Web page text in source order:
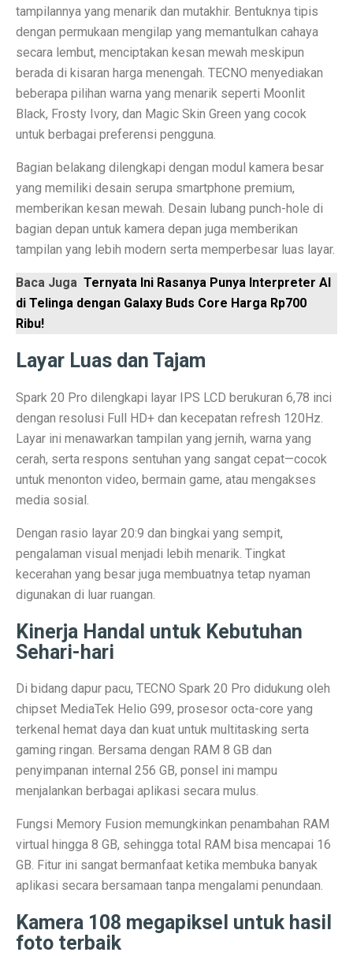
Lukisan Raden Saleh: Ikon Seni Nusantara
Mengungkap Pengalaman Suara Hebat di Galaxy
Laptop Lokal Harga 2 Jutaan dengan Spesifikasi
Rahasia iPhone 17 Pro Max Tahan Panas: Teknologi
Detoks Digital untuk Gen Z, Tenangkan Pikiran?
5 HP Android Tercepat 2025 dengan Snapdragon 8
Laptop Murah 4 Jutaan untuk Pelajar Aktif, Tugas
Honda PCX160: Spesifikasi Mewah yang Membuat
Pengguna Adobe Analytics, Waspada! Celah Ini Ancam
Revolusi Data: AI Mengubah Pengelolaan Informasi di
Samsung Pertahankan Model Plus di Galaxy S26
MDRN dan Genertec Kolaborasi di Industri,
Vivo Y03t vs X100: Perbandingan Harga dan Fitur!
Perbandingan ADV160 vs Nmax 155, Lihat Spesifikasi
7 HP Flagship Android Terkencang 2025, Bukan
Air Minum Biru: Inovasi Teknologi yang Buka Peluang
Amazfit Buka Store Pertama di Indonesia, Luncurkan
Siap Kalahkan Samsung S25 FE, 3 HP Kamera
Elon Musk Jadi Orang Kaya Pertama Dunia dengan
3 Rekomendasi HP Spek Gahar Harga Terjangkau di
TECNO Pova 6 Pro 5G: Gaming Murah dengan
Perbandingan Vivo Y28, Y03t, dan X100: HP
Pesan Awal iPhone 17 Mulai Oktober–November 2025
Contoh Soal Matematika SMA Lengkap dengan
Ternyata Ini Rasanya Punya Interpreter AI di Telinga
tampilannya yang menarik dan mutakhir. Bentuknya tipis
dengan permukaan mengilap yang memantulkan cahaya
secara lembut, menciptakan kesan mewah meskipun
berada di kisaran harga menengah. TECNO menyediakan
beberapa pilihan warna yang menarik seperti Moonlit
Black, Frosty Ivory, dan Magic Skin Green yang cocok
untuk berbagai preferensi pengguna.
Bagian belakang dilengkapi dengan modul kamera besar
yang memiliki desain serupa smartphone premium,
memberikan kesan mewah. Desain lubang punch-hole di
bagian depan untuk kamera depan juga memberikan
tampilan yang lebih modern serta memperbesar luas layar.
Baca Juga Ternyata Ini Rasanya Punya Interpreter AI
di Telinga dengan Galaxy Buds Core Harga Rp700
Ribu!
Layar Luas dan Tajam
Spark 20 Pro dilengkapi layar IPS LCD berukuran 6,78 inci
dengan resolusi Full HD+ dan kecepatan refresh 120Hz.
Layar ini menawarkan tampilan yang jernih, warna yang
cerah, serta respons sentuhan yang sangat cepat—cocok
untuk menonton video, bermain game, atau mengakses
media sosial.
Dengan rasio layar 20:9 dan bingkai yang sempit,
pengalaman visual menjadi lebih menarik. Tingkat
kecerahan yang besar juga membuatnya tetap nyaman
digunakan di luar ruangan.
Kinerja Handal untuk Kebutuhan
Sehari-hari
Di bidang dapur pacu, TECNO Spark 20 Pro didukung oleh
chipset MediaTek Helio G99, prosesor octa-core yang
terkenal hemat daya dan kuat untuk multitasking serta
gaming ringan. Bersama dengan RAM 8 GB dan
penyimpanan internal 256 GB, ponsel ini mampu
menjalankan berbagai aplikasi secara mulus.
Fungsi Memory Fusion memungkinkan penambahan RAM
virtual hingga 8 GB, sehingga total RAM bisa mencapai 16
GB. Fitur ini sangat bermanfaat ketika membuka banyak
aplikasi secara bersamaan tanpa mengalami penundaan.
Kamera 108 megapiksel untuk hasil
foto terbaik